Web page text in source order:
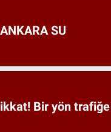
SU
Bir yön trafiğe